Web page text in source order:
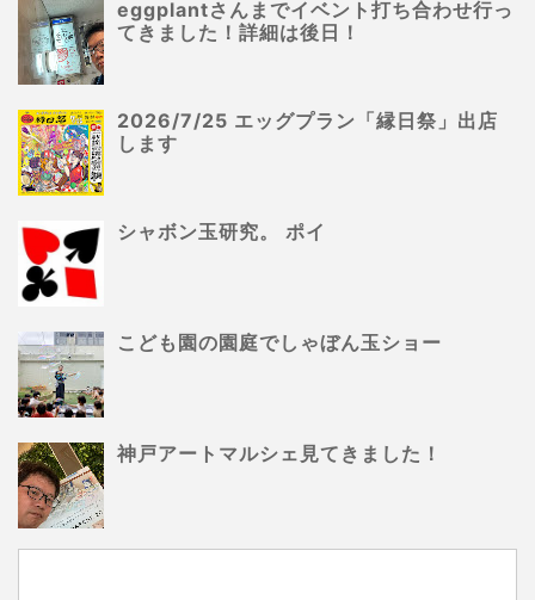
eggplantさんまでイベント打ち合わせ行っ
てきました！詳細は後日！
2026/7/25 エッグプラン「縁日祭」出店
します
シャボン玉研究。 ポイ
こども園の園庭でしゃぼん玉ショー
神戸アートマルシェ見てきました！